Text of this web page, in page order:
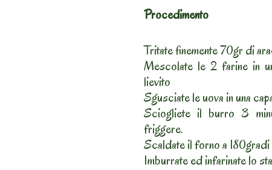
Procedimento
Tritate finemente 70gr di
Mescolate le 2 farine in
lievito
Sgusciate le uova in una
Sciogliete il burro 3
friggere.
Scaldate il forno a 180gradi
Imburrate ed infarinate lo